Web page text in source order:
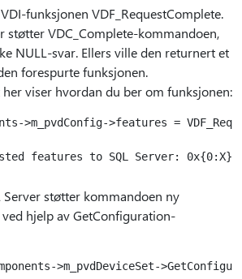
funksjonen VDF_RequestComplete.
støtter VDC_Complete-kommandoen,
NULL-svar. Ellers ville den returnert et
forespurte funksjonen.
her viser hvordan du ber om funksjonen:
>m_pvdConfig->features =
Server støtter kommandoen ny
ved hjelp av GetConfiguration-
>m_pvdDeviceSet-